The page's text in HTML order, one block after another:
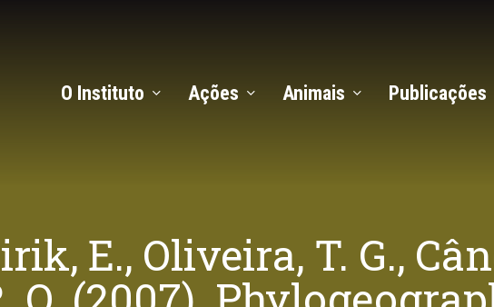
O Instituto Ações Animais Publicações
E., Oliveira, T. G.,